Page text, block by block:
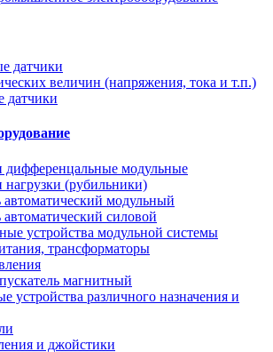
датчики
величин (напряжения, тока и т.п.)
датчики
дифференцальные модульные
(рубильники)
модульный
силовой
устройства модульной системы
трансформаторы
магнитный
устройства различного назначения и
и джойстики